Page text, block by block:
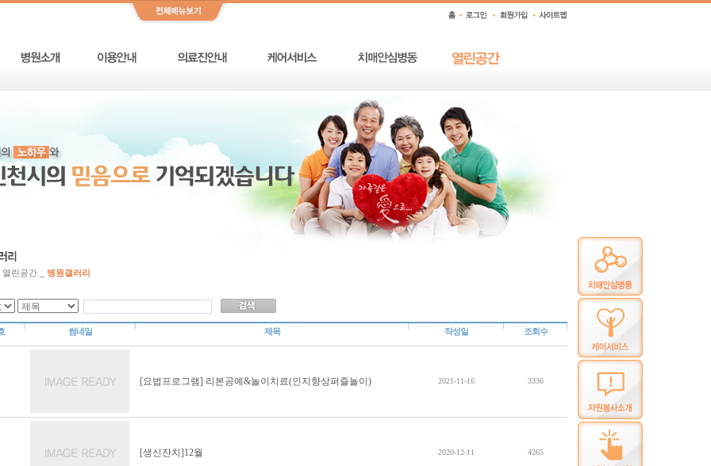
린공간 _ 병원갤러리
썸네일 제목 작성일 조회수
[요법프로그램] 리본공예&놀이치료(인지향상퍼즐놀이) 2021-11-16 3336
[생신잔치]12월 2020-12-11 4265